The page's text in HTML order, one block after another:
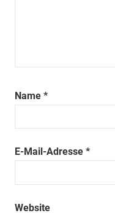
Name *
E-Mail-Adresse *
Website